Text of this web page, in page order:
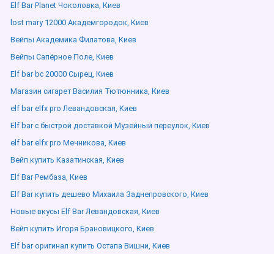
Elf Bar Planet Чоколовка, Киев
lost mary 12000 Академгородок, Киев
Вейпы Академика Филатова, Киев
Вейпы Сапёрное Поле, Киев
Elf bar bc 20000 Сырец, Киев
Магазин сигарет Василия Тютюнника, Киев
elf bar elfx pro Левандовская, Киев
Elf bar с быстрой доставкой Музейный переулок, Киев
elf bar elfx pro Мечникова, Киев
Вейп купить Казатинская, Киев
Elf Bar Рембаза, Киев
Elf Bar купить дешево Михаила Заднепровского, Киев
Новые вкусы Elf Bar Левандовская, Киев
Вейп купить Игоря Брановицкого, Киев
Elf bar оригинал купить Остапа Вишни, Киев